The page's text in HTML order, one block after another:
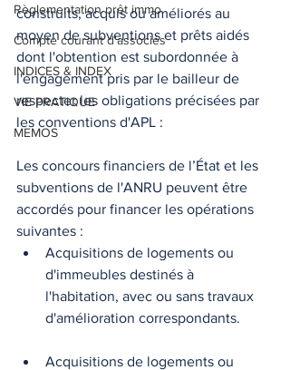
Règlementation prêt immo.
Compte courant d'associés
INDICES & INDEX
VIE PRATIQUE
MEMOS
construits, acquis ou améliorés au
moyen de subventions et prêts aidés
dont l'obtention est subordonnée à
l'engagement pris par le bailleur de
respecter les obligations précisées par
les conventions d'APL :
Les concours financiers de l’État et les
subventions de l'ANRU peuvent être
accordés pour financer les opérations
suivantes :
Acquisitions de logements ou
d'immeubles destinés à
l'habitation, avec ou sans travaux
d'amélioration correspondants.
Acquisitions de logements ou